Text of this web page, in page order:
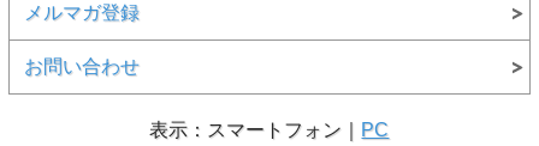
メルマガ登録
お問い合わせ
表示：スマートフォン｜ PC